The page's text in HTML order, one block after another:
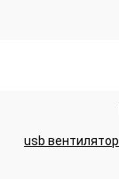
usb вентилятор